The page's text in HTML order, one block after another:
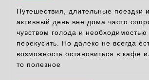
и
Путешествия, длительные поездки
активный день вне дома часто
чувством голода и необходимостью
перекусить. Но далеко не всегда
возможность остановиться в кафе
то полезное